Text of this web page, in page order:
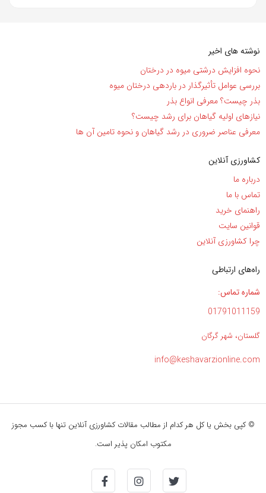
نوشته های اخیر
نحوه افزایش درشتی میوه در درختان
بررسی عوامل تأثیرگذار در باردهی درختان میوه
بذر چیست؟ معرفی انواع بذر
نیاز‌های اولیه گیاهان برای رشد چیست؟
معرفی عناصر ضروری در رشد گیاهان و نحوه تامین آن ها
کشاورزی آنلاین
درباره ما
تماس با ما
راهنمای خرید
قوانین سایت
چرا کشاورزی آنلاین
راه‌های ارتباطی
شماره تماس:
01791011159
گلستان، شهر گرگان
info@keshavarzionline.com
© کپی بخش یا کل هر کدام از مطالب مقالات کشاورزی آنلاین تنها با کسب مجوز
مکتوب امکان پذیر است.